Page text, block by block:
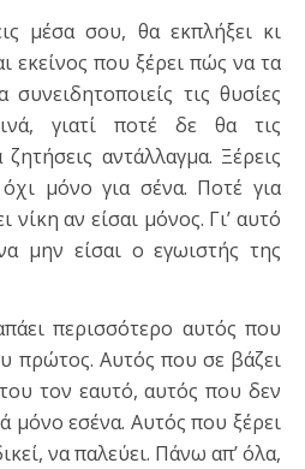
μέσα σου, θα εκπλήξει κι
εκείνος που ξέρει πώς να τα
τις θυσίες
γιατί ποτέ δε θα τις
αντάλλαγμα. Ξέρεις
μόνο για σένα. Ποτέ για
αν είσαι μόνος. Γι’ αυτό
μην είσαι ο εγωιστής της
περισσότερο αυτός που
πρώτος. Αυτός που σε βάζει
τον εαυτό, αυτός που δεν
μόνο εσένα. Αυτός που ξέρει
να παλεύει. Πάνω απ’ όλα,